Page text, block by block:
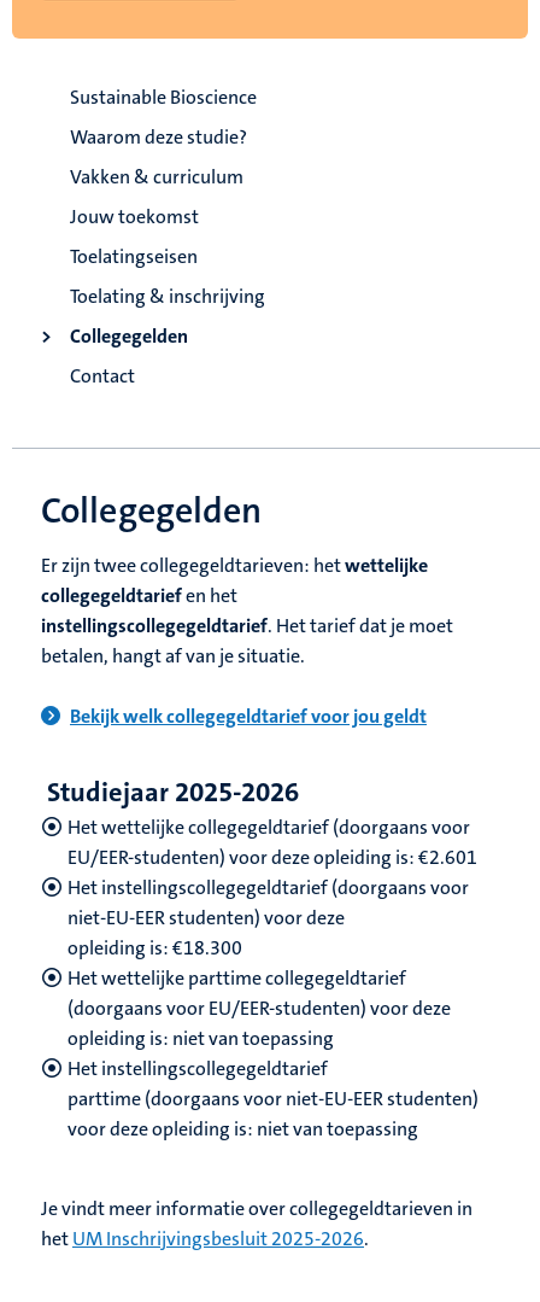
Sustainable Bioscience
Waarom deze studie?
Vakken & curriculum
Jouw toekomst
Toelatingseisen
Toelating & inschrijving
Collegegelden
Contact
Collegegelden
Er zijn twee collegegeldtarieven: hetwettelijke
collegegeldtariefen het
instellingscollegegeldtarief. Het tarief dat je moet
betalen, hangt af van je situatie.
Bekijk welk collegegeldtarief voor jou geldt
Studiejaar 2025-2026
Het wettelijke collegegeldtarief (doorgaans voor
EU/EER-studenten) voor deze opleiding is: €2.601
Het instellingscollegegeldtarief (doorgaans voor
niet-EU-EER studenten) voor deze
opleiding is: €18.300
Het wettelijke parttime collegegeldtarief
(doorgaans voor EU/EER-studenten) voor deze
opleiding is: niet van toepassing
Het instellingscollegegeldtarief
parttime (doorgaans voor niet-EU-EER studenten)
voor deze opleiding is: niet van toepassing
Je vindt meer informatie over collegegeldtarieven in
hetUM Inschrijvingsbesluit 2025-2026.